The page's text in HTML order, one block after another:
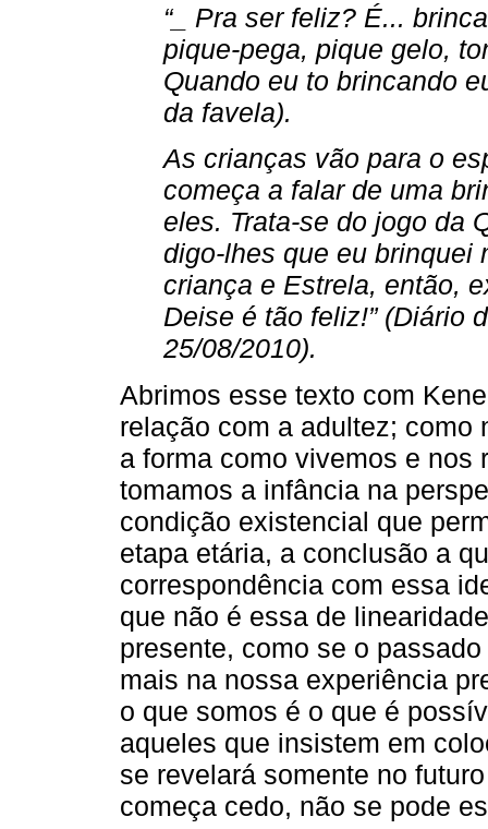
“_ Pra ser feliz? É...
pique-pega, pique gelo,
Quando eu to brincando
da favela).
As crianças vão para o
começa a falar de uma
eles. Trata-se do jogo da
digo-lhes que eu brinquei
criança e Estrela, então,
Deise é tão feliz!” (Diário
25/08/2010).
Abrimos esse texto com
relação com a adultez; como
a forma como vivemos e nos
tomamos a infância na
condição existencial que
etapa etária, a conclusão a
correspondência com essa
que não é essa de
presente, como se o
mais na nossa experiência
o que somos é o que é
aqueles que insistem em
se revelará somente no
começa cedo, não se pode